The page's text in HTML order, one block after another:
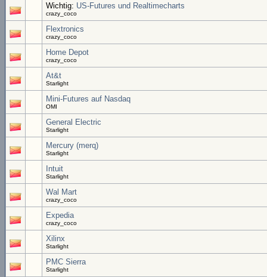
Wichtig: US-Futures und Realtimecharts
crazy_coco
Flextronics
crazy_coco
Home Depot
crazy_coco
At&t
Starlight
Mini-Futures auf Nasdaq
OMI
General Electric
Starlight
Mercury (merq)
Starlight
Intuit
Starlight
Wal Mart
crazy_coco
Expedia
crazy_coco
Xilinx
Starlight
PMC Sierra
Starlight